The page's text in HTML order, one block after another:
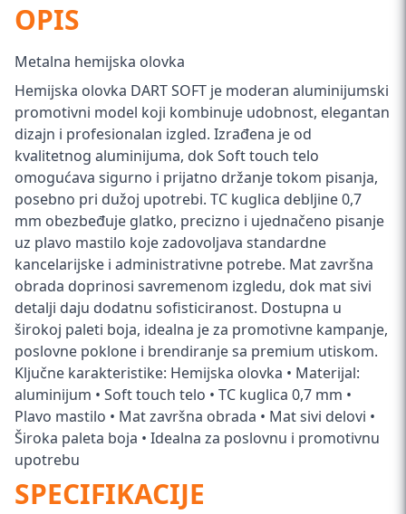
OPIS
Metalna hemijska olovka
Hemijska olovka DART SOFT je moderan aluminijumski
promotivni model koji kombinuje udobnost, elegantan
dizajn i profesionalan izgled. Izrađena je od
kvalitetnog aluminijuma, dok Soft touch telo
omogućava sigurno i prijatno držanje tokom pisanja,
posebno pri dužoj upotrebi. TC kuglica debljine 0,7
mm obezbeđuje glatko, precizno i ujednačeno pisanje
uz plavo mastilo koje zadovoljava standardne
kancelarijske i administrativne potrebe. Mat završna
obrada doprinosi savremenom izgledu, dok mat sivi
detalji daju dodatnu sofisticiranost. Dostupna u
širokoj paleti boja, idealna je za promotivne kampanje,
poslovne poklone i brendiranje sa premium utiskom.
Ključne karakteristike: Hemijska olovka • Materijal:
aluminijum • Soft touch telo • TC kuglica 0,7 mm •
Plavo mastilo • Mat završna obrada • Mat sivi delovi •
Široka paleta boja • Idealna za poslovnu i promotivnu
upotrebu
SPECIFIKACIJE